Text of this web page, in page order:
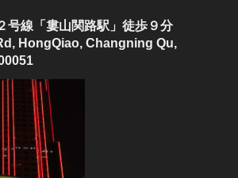
号線「婁山関路駅」徒歩９分
HongQiao, Changning Qu,